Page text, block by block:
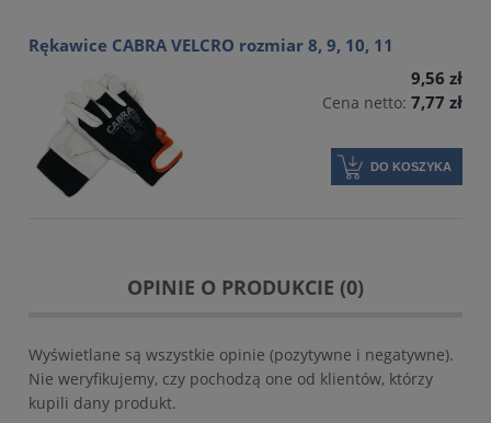
Rękawice CABRA VELCRO rozmiar 8, 9, 10, 11
9,56 zł
Cena netto: 7,77 zł
DO KOSZYKA
OPINIE O PRODUKCIE (0)
Wyświetlane są wszystkie opinie (pozytywne i negatywne).
Nie weryfikujemy, czy pochodzą one od klientów, którzy
kupili dany produkt.